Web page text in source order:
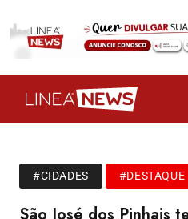
#CIDADES #DESTAQUE